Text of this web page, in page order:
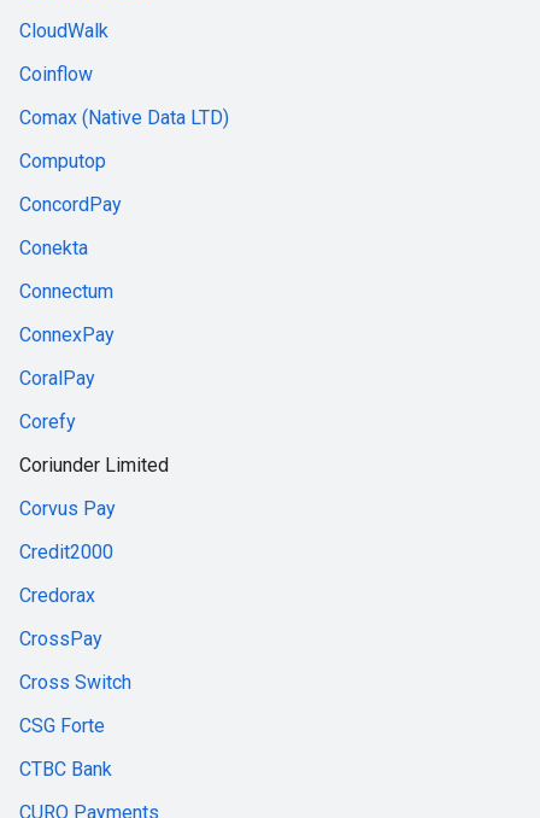
CloudWalk
Coinflow
Comax (Native Data LTD)
Computop
ConcordPay
Conekta
Connectum
ConnexPay
CoralPay
Corefy
Coriunder Limited
Corvus Pay
Credit2000
Credorax
CrossPay
Cross Switch
CSG Forte
CTBC Bank
CURO Payments